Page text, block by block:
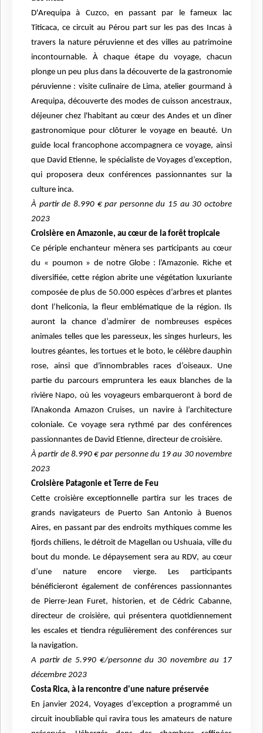
D'Arequipa à Cuzco, en passant par le fameux lac
Titicaca, ce circuit au Pérou part sur les pas des Incas à
travers la nature péruvienne et des villes au patrimoine
incontournable. À chaque étape du voyage, chacun
plonge un peu plus dans la découverte de la gastronomie
péruvienne : visite culinaire de Lima, atelier gourmand à
Arequipa, découverte des modes de cuisson ancestraux,
déjeuner chez l'habitant au cœur des Andes et un dîner
gastronomique pour clôturer le voyage en beauté. Un
guide local francophone accompagnera ce voyage, ainsi
que David Etienne, le spécialiste de Voyages d’exception,
qui proposera deux conférences passionnantes sur la
culture inca.
À partir de 8.990 € par personnedu 15 au 30 octobre
2023
Croisière en Amazonie, au cœur de la forêt tropicale
Ce périple enchanteur mènera ses participants au cœur
du « poumon » de notre Globe : l’Amazonie. Riche et
diversifiée, cette région abrite une végétation luxuriante
composée de plus de 50.000 espèces d’arbres et plantes
dont l’heliconia, la fleur emblématique de la région. Ils
auront la chance d’admirer de nombreuses espèces
animales telles que les paresseux, les singes hurleurs, les
loutres géantes, les tortues et le boto, le célèbre dauphin
rose, ainsi que d'innombrables races d’oiseaux. Une
partie du parcours empruntera les eaux blanches de la
rivière Napo, où les voyageurs embarqueront à bord de
l’Anakonda Amazon Cruises, un navire à l’architecture
coloniale. Ce voyage sera rythmé par des conférences
passionnantes de David Etienne, directeur de croisière.
À partir de 8.990 € par personne du 19 au 30 novembre
2023
Croisière Patagonie et Terre de Feu
Cette croisière exceptionnelle partira sur les traces de
grands navigateurs de Puerto San Antonio à Buenos
Aires, en passant par des endroits mythiques comme les
fjords chiliens, le détroit de Magellan ou Ushuaia, ville du
bout du monde. Le dépaysement sera au RDV, au cœur
d’une nature encore vierge. Les participants
bénéficieront également de conférences passionnantes
de Pierre-Jean Furet, historien, et de Cédric Cabanne,
directeur de croisière, qui présentera quotidiennement
les escales et tiendra régulièrement des conférences sur
la navigation.
A partir de 5.990 €/personne du 30 novembre au 17
décembre 2023
Costa Rica, à la rencontre d'une nature préservée
En janvier 2024, Voyages d’exception a programmé un
circuit inoubliable qui ravira tous les amateurs de nature